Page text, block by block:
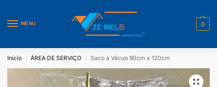
MENU 0
Início / ÁREA DE SERVIÇO / Saco à Vácuo 90cm x 120cm